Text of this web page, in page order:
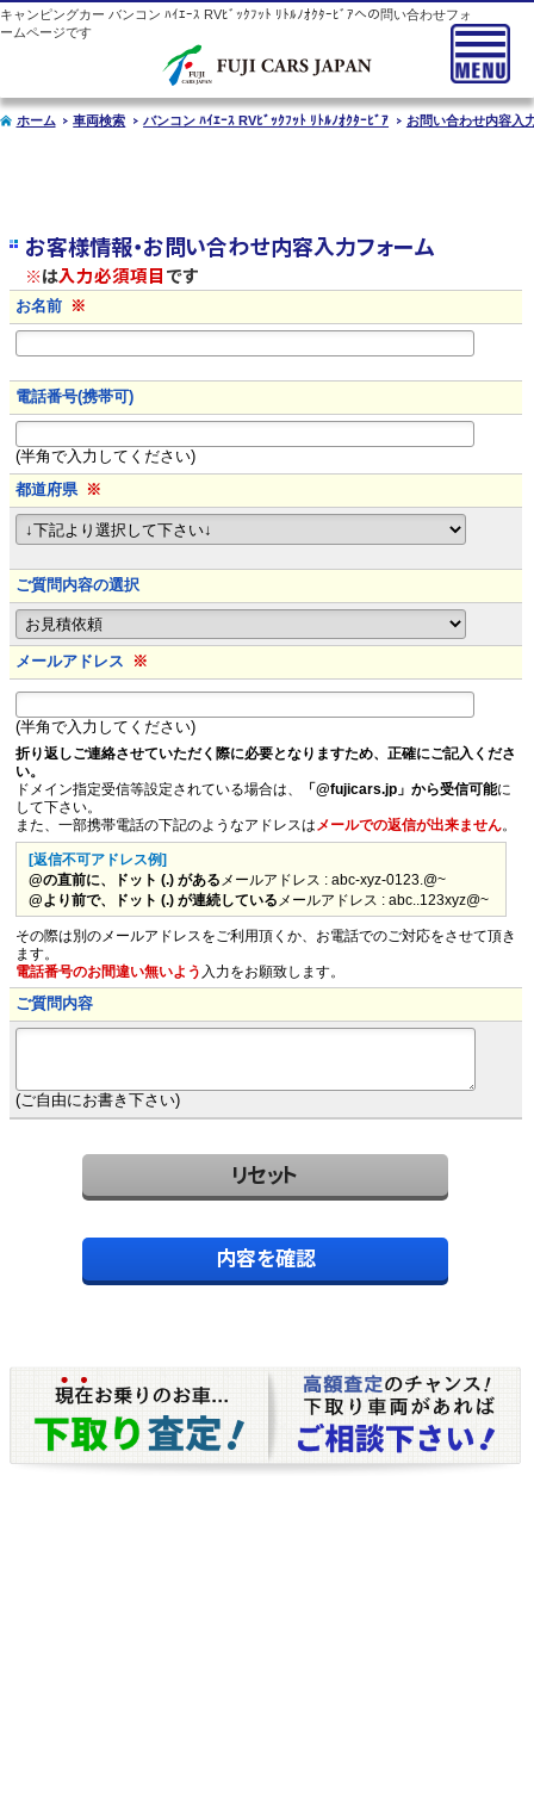
キャンピングカー バンコン ﾊｲｴｰｽ RVﾋﾞｯｸﾌｯﾄ ﾘﾄﾙﾉｵｸﾀｰﾋﾞｱへの問い合わせフォ
ームページです
ホーム 車両検索 バンコン ﾊｲｴｰｽ RVﾋﾞｯｸﾌｯﾄ ﾘﾄﾙﾉｵｸﾀｰﾋﾞｱ お問い合わせ内容入
お客様情報・お問い合わせ内容入力フォーム
※は入力必須項目です
お名前 ※
電話番号(携帯可)
(半角で入力してください)
都道府県 ※
ご質問内容の選択
メールアドレス ※
(半角で入力してください)
折り返しご連絡させていただく際に必要となりますため、正確にご記入くださ
い。
ドメイン指定受信等設定されている場合は、
「@fujicars.jp」から受信可能に
して下さい。
また、一部携帯電話の下記のようなアドレスは メールでの返信が出来ません。
[返信不可アドレス例]
@の直前に、ドット (.) がある メールアドレス : abc-xyz-0123.@~
@より前で、ドット (.) が連続している メールアドレス : abc..123xyz@~
その際は別のメールアドレスをご利用頂くか、お電話でのご対応をさせて頂き
ます。
電話番号のお間違い無いよう 入力をお願致します。
ご質問内容
(ご自由にお書き下さい)